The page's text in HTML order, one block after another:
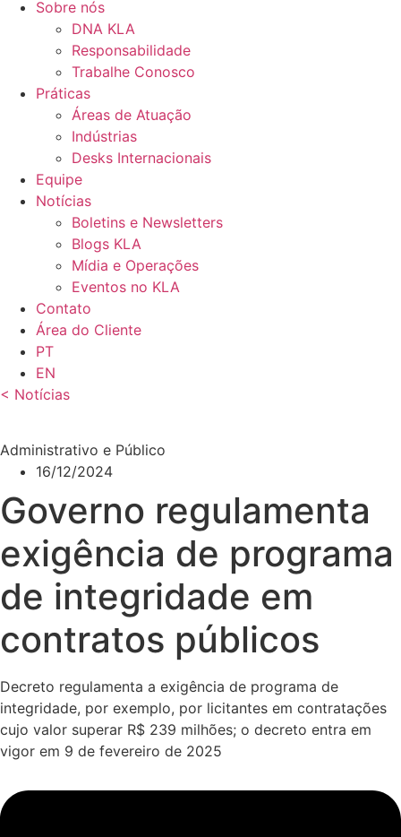
Sobre nós
DNA KLA
Responsabilidade
Trabalhe Conosco
Práticas
Áreas de Atuação
Indústrias
Desks Internacionais
Equipe
Notícias
Boletins e Newsletters
Blogs KLA
Mídia e Operações
Eventos no KLA
Contato
Área do Cliente
PT
EN
< Notícias
Administrativo e Público
16/12/2024
Governo regulamenta
exigência de programa
de integridade em
contratos públicos
Decreto regulamenta a exigência de programa de
integridade, por exemplo, por licitantes em contratações
cujo valor superar R$ 239 milhões; o decreto entra em
vigor em 9 de fevereiro de 2025